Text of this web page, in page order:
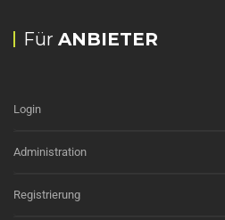
Für ANBIETER
Login
Administration
Registrierung